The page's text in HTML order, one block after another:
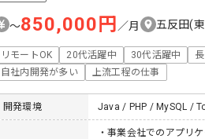
〜850,000円 ／月 五反田(
リモートOK 20代活躍中 30代活躍中
自社内開発が多い
上流工程の仕事
開発環境 Java / PHP / MySQL /
・事業会社でのアプリ